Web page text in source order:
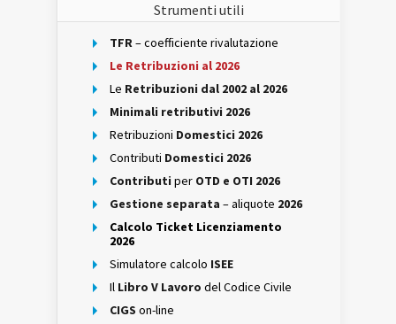
Strumenti utili
TFR– coefficiente rivalutazione
Le Retribuzioni al 2026
Le Retribuzioni dal 2002 al 2026
Minimali retributivi 2026
Retribuzioni Domestici 2026
Contributi Domestici 2026
Contributi per OTD e OTI 2026
Gestione separata – aliquote 2026
Calcolo Ticket Licenziamento
2026
Simulatore calcolo ISEE
Il Libro V Lavoro del Codice Civile
CIGS on-line